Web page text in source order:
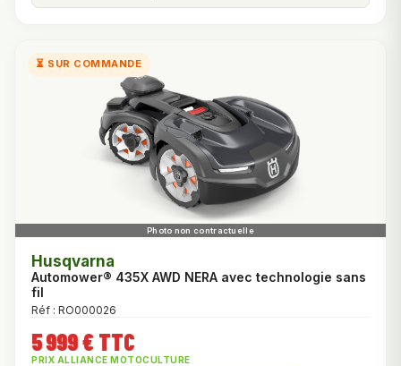
⏳ SUR COMMANDE
Husqvarna
Automower® 435X AWD NERA avec technologie sans
fil
Réf : RO000026
5 999 € TTC
PRIX ALLIANCE MOTOCULTURE